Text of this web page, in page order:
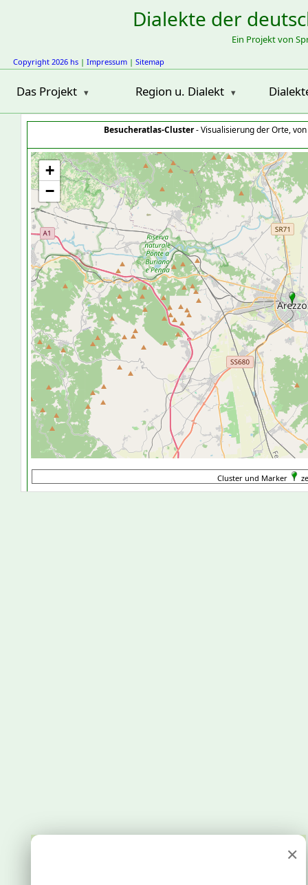
Dialekte der
Ein Projekt von
Copyright 2026 hs | Impressum | Sitemap
Das Projekt Region u. Dialekt
Besucheratlas-Cluster- Visualisierung der Orte,
+
−
Cluster und Marker
×